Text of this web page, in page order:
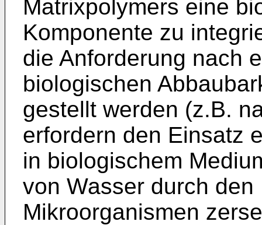
Matrixpolymers eine
Komponente zu
die Anforderung nach
biologischen
gestellt werden (z.B.
erfordern den Einsatz
in biologischem
von Wasser durch den
Mikroorganismen